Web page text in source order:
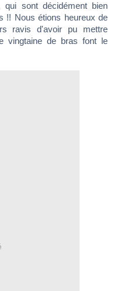
qui sont décidément bien
!! Nous étions heureux de
ravis d'avoir pu mettre
vingtaine de bras font le